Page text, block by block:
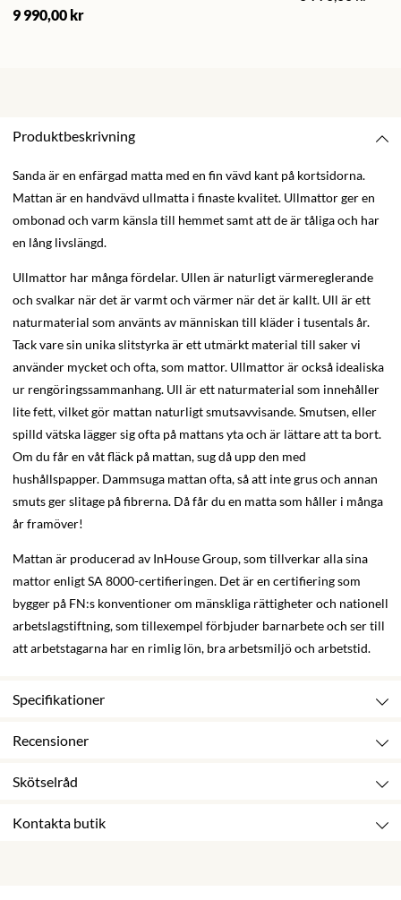
9 990,00 kr
Produktbeskrivning
Sanda är en enfärgad matta med en fin vävd kant på kortsidorna.
Mattan är en handvävd ullmatta i finaste kvalitet. Ullmattor ger en
ombonad och varm känsla till hemmet samt att de är tåliga och har
en lång livslängd.
Ullmattor har många fördelar. Ullen är naturligt värmereglerande
och svalkar när det är varmt och värmer när det är kallt. Ull är ett
naturmaterial som använts av människan till kläder i tusentals år.
Tack vare sin unika slitstyrka är ett utmärkt material till saker vi
använder mycket och ofta, som mattor. Ullmattor är också idealiska
ur rengöringssammanhang. Ull är ett naturmaterial som innehåller
lite fett, vilket gör mattan naturligt smutsavvisande. Smutsen, eller
spilld vätska lägger sig ofta på mattans yta och är lättare att ta bort.
Om du får en våt fläck på mattan, sug då upp den med
hushållspapper. Dammsuga mattan ofta, så att inte grus och annan
smuts ger slitage på fibrerna. Då får du en matta som håller i många
år framöver!
Mattan är producerad av InHouse Group, som tillverkar alla sina
mattor enligt SA 8000-certifieringen. Det är en certifiering som
bygger på FN:s konventioner om mänskliga rättigheter och nationell
arbetslagstiftning, som tillexempel förbjuder barnarbete och ser till
att arbetstagarna har en rimlig lön, bra arbetsmiljö och arbetstid.
Specifikationer
Recensioner
Skötselråd
Kontakta butik